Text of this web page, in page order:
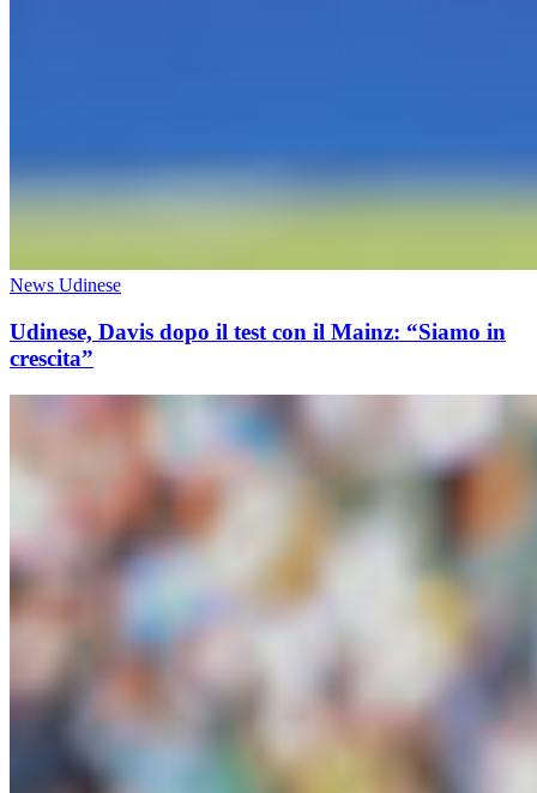
News Udinese
Udinese, Davis dopo il test con il Mainz: “Siamo in
crescita”